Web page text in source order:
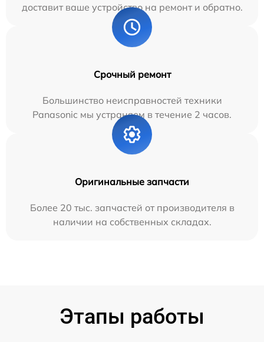
доставит ваше устройство на ремонт и обратно.
Срочный ремонт
Большинство неисправностей техники
Panasonic мы устраняем в течение 2 часов.
Оригинальные запчасти
Более 20 тыс. запчастей от производителя в
наличии на собственных складах.
Этапы работы